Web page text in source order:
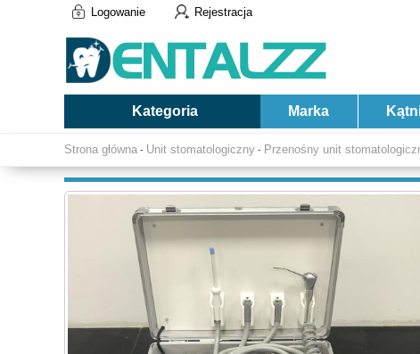
Logowanie Rejestracja
Kategoria Marka
Strona główna - Unit stomatologiczny - Przenośny unit